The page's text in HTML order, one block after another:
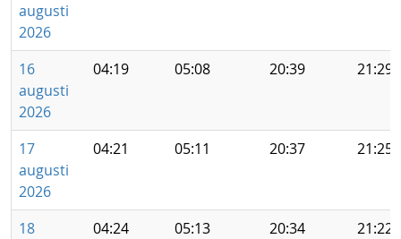
augusti
2026
16
augusti
2026
04:19 05:08 20:39 21:29
17
augusti
2026
04:21 05:11 20:37 21:25
18
04:24 05:13 20:34 21:22